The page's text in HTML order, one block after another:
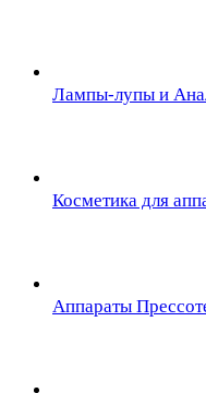
Лампы-лупы и
Косметика для
Аппараты